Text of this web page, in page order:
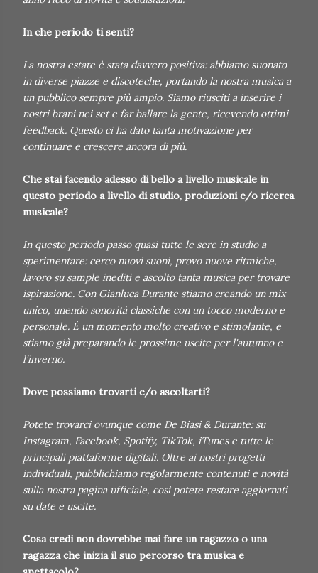
In che periodo ti senti?
La nostra estate è stata davvero positiva: abbiamo suonato
in diverse piazze e discoteche, portando la nostra musica a
un pubblico sempre più ampio. Siamo riusciti a inserire i
nostri brani nei set e far ballare la gente, ricevendo ottimi
feedback. Questo ci ha dato tanta motivazione per
continuare e crescere ancora di più.
Che stai facendo adesso di bello a livello musicale in
questo periodo a livello di studio, produzioni e/o ricerca
musicale?
In questo periodo passo quasi tutte le sere in studio a
sperimentare: cerco nuovi suoni, provo nuove ritmiche,
lavoro su sample inediti e ascolto tanta musica per trovare
ispirazione. Con Gianluca Durante stiamo creando un mix
unico, unendo sonorità classiche con un tocco moderno e
personale. È un momento molto creativo e stimolante, e
stiamo già preparando le prossime uscite per l'autunno e
l'inverno.
Dove possiamo trovarti e/o ascoltarti?
Potete trovarci ovunque come De Biasi & Durante: su
Instagram, Facebook, Spotify, TikTok, iTunes e tutte le
principali piattaforme digitali. Oltre ai nostri progetti
individuali, pubblichiamo regolarmente contenuti e novità
sulla nostra pagina ufficiale, così potete restare aggiornati
su date e uscite.
Cosa credi non dovrebbe mai fare un ragazzo o una
ragazza che inizia il suo percorso tra musica e